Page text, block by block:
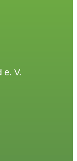
e. V.